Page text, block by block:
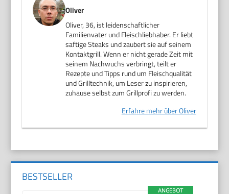
Oliver
Oliver, 36, ist leidenschaftlicher
Familienvater und Fleischliebhaber. Er liebt
saftige Steaks und zaubert sie auf seinem
Kontaktgrill. Wenn er nicht gerade Zeit mit
seinem Nachwuchs verbringt, teilt er
Rezepte und Tipps rund um Fleischqualität
und Grilltechnik, um Leser zu inspirieren,
zuhause selbst zum Grillprofi zu werden.
Erfahre mehr über Oliver
BESTSELLER
ANGEBOT